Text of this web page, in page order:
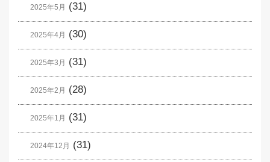
2025年5月 (31)
2025年4月 (30)
2025年3月 (31)
2025年2月 (28)
2025年1月 (31)
2024年12月 (31)